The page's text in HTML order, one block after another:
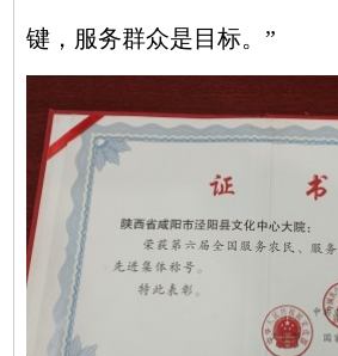
键，服务群众是目标。”